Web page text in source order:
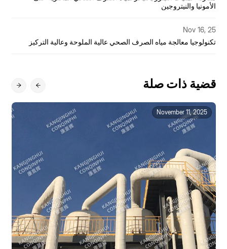
الأمونيا والنيتروجين
Nov 16, 25
تكنولوجيا معالجة مياه الصرف الصحي عالية الملوحة وعالية التركيز
قضية ذات صلة
November 11, 2025